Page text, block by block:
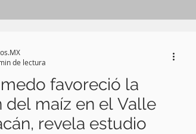
favoreció la
del maíz en el Valle
revela estudio
de lectura